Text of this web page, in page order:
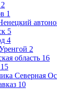
2
1
5
4
2
область 16
15
Северная
10